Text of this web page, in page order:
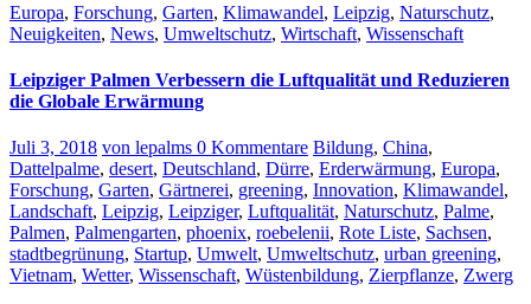
Europa, Forschung, Garten, Klimawandel, Leipzig, Naturschutz,
Neuigkeiten, News, Umweltschutz, Wirtschaft, Wissenschaft
Leipziger Palmen Verbessern die Luftqualität und Reduzieren
die Globale Erwärmung
Juli 3, 2018 von lepalms 0 Kommentare Bildung, China,
Dattelpalme, desert, Deutschland, Dürre, Erderwärmung, Europa,
Forschung, Garten, Gärtnerei, greening, Innovation, Klimawandel,
Landschaft, Leipzig, Leipziger, Luftqualität, Naturschutz, Palme,
Palmen, Palmengarten, phoenix, roebelenii, Rote Liste, Sachsen,
stadtbegrünung, Startup, Umwelt, Umweltschutz, urban greening,
Vietnam, Wetter, Wissenschaft, Wüstenbildung, Zierpflanze, Zwerg